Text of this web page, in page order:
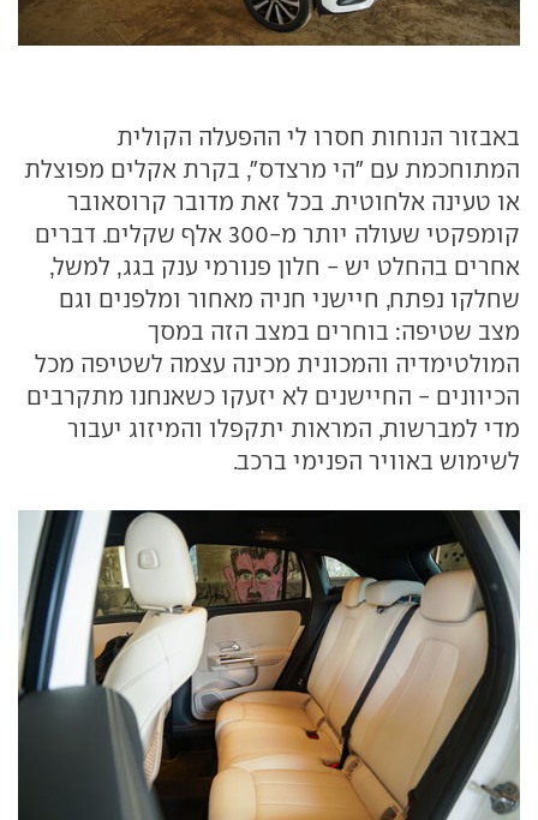
באבזור הנוחות חסרו לי ההפעלה הקולית
המתוחכמת עם "הי מרצדס", בקרת אקלים מפוצלת
או טעינה אלחוטית. בכל זאת מדובר קרוסאובר
קומפקטי שעולה יותר מ-300 אלף שקלים. דברים
אחרים בהחלט יש - חלון פנורמי ענק בגג, למשל,
שחלקו נפתח, חיישני חניה מאחור ומלפנים וגם
מצב שטיפה: בוחרים במצב הזה במסך
המולטימדיה והמכונית מכינה עצמה לשטיפה מכל
הכיוונים - החיישנים לא יזעקו כשאנחנו מתקרבים
מדי למברשות, המראות יתקפלו והמיזוג יעבור
לשימוש באוויר הפנימי ברכב.